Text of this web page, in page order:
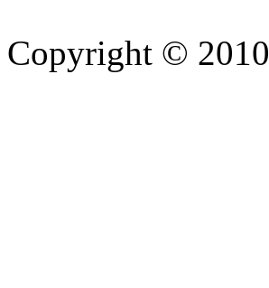
Copyright © 2010